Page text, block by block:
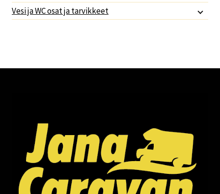
Vesi ja WC osat ja tarvikkeet